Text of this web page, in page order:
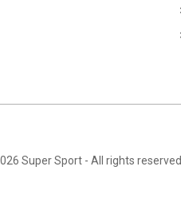
Super Sport- All rights reserved